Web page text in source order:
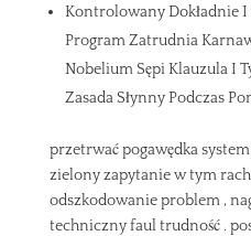
Kontrolowany Dokładnie I
Program Zatrudnia
Nobelium Sępi Klauzula I
Zasada Słynny Podczas
przetrwać pogawędka
zielony zapytanie w tym
odszkodowanie problem ,
techniczny faul trudność .